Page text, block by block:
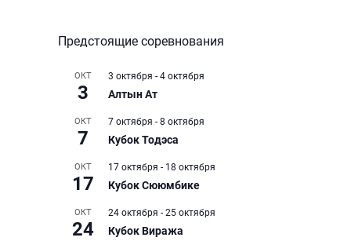
Предстоящие соревнования
ОКТ
3
3 октября - 4 октября
Алтын Ат
ОКТ
7
7 октября - 8 октября
Кубок Тодэса
ОКТ
17
17 октября - 18 октября
Кубок Сююмбике
ОКТ
24
24 октября - 25 октября
Кубок Виража